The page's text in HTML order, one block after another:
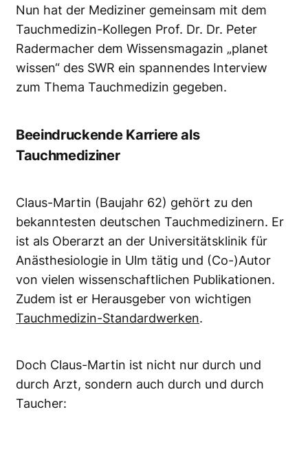
Nun hat der Mediziner gemeinsam mit dem
Tauchmedizin-Kollegen Prof. Dr. Dr. Peter
Radermacher dem Wissensmagazin „planet
wissen“ des SWR ein spannendes Interview
zum Thema Tauchmedizin gegeben.
Beeindruckende Karriere als
Tauchmediziner
Claus-Martin (Baujahr 62) gehört zu den
bekanntesten deutschen Tauchmedizinern. Er
ist als Oberarzt an der Universitätsklinik für
Anästhesiologie in Ulm tätig und (Co-)Autor
von vielen wissenschaftlichen Publikationen.
Zudem ist er Herausgeber von wichtigen
Tauchmedizin-Standardwerken.
Doch Claus-Martin ist nicht nur durch und
durch Arzt, sondern auch durch und durch
Taucher: